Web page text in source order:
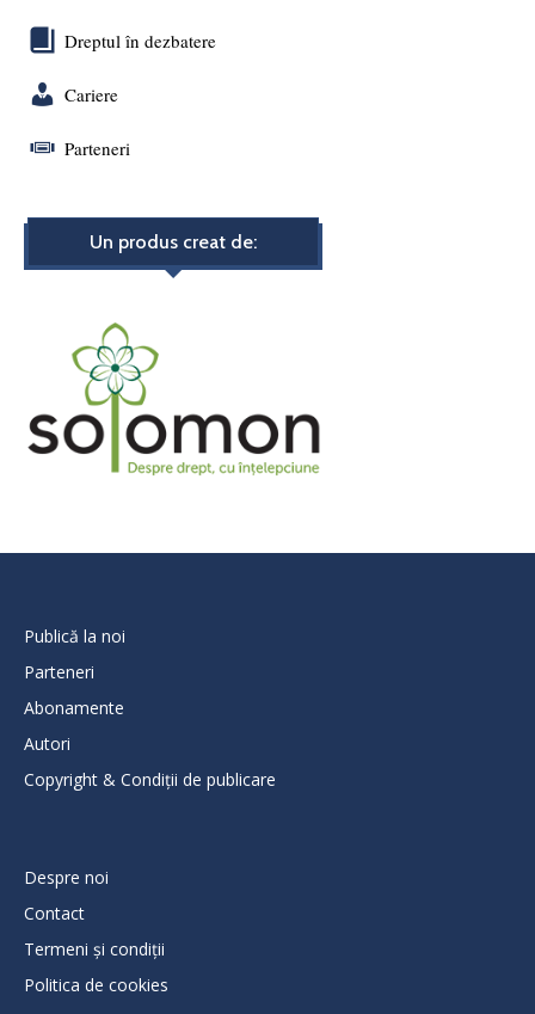
Dreptul în dezbatere
Cariere
Parteneri
Un produs creat de:
Publică la noi
Parteneri
Abonamente
Autori
Copyright & Condiții de publicare
Despre noi
Contact
Termeni și condiții
Politica de cookies